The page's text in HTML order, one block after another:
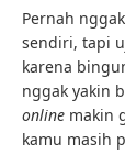
Pernah
sendiri, tapi
karena
nggak yakin
online makin
kamu masih